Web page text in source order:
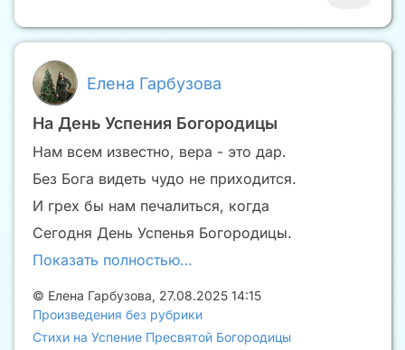
Елена Гарбузова
На День Успения Богородицы
Нам всем известно, вера - это дар.
Без Бога видеть чудо не приходится.
И грех бы нам печалиться, когда
Сегодня День Успенья Богородицы.
Показать полностью…
© Елена Гарбузова, 27.08.2025 14:15
Произведения без рубрики
Стихи на Успение Пресвятой Богородицы